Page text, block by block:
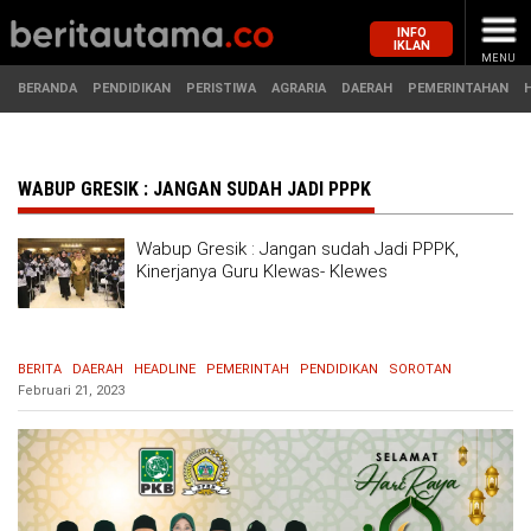
MASUK
BERANDA
AGRARIA
DAERAH
PEMERINTAHAN
PENDIDIKAN
EKONOMI
OLAHRAGA
PENDIDIKAN
INFO
IKLAN
MENU
BERANDA PENDIDIKAN PERISTIWA AGRARIA DAERAH PEMERINTAHAN
WABUP GRESIK : JANGAN SUDAH JADI PPPK
Wabup Gresik : Jangan sudah Jadi PPPK,
Kinerjanya Guru Klewas- Klewes
BERITA DAERAH HEADLINE PEMERINTAH PENDIDIKAN
SOROTAN
Februari 21, 2023